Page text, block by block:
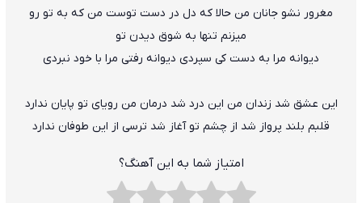
مغرور نشو جانان من حالا که دل در دست توست من که به تو رو
میزنم تنها به شوق دیدن تو
دیوانه مرا به دست کی سپردی دیوانه رفتی مرا با خود نبردی
این عشق شد زندان من این درد شد درمان من رویای تو پایان ندارد
قلبم بلند پرواز شد از چشم تو آغاز شد ترسی از این طوفان ندارد
امتیاز شما به این آهنگ؟